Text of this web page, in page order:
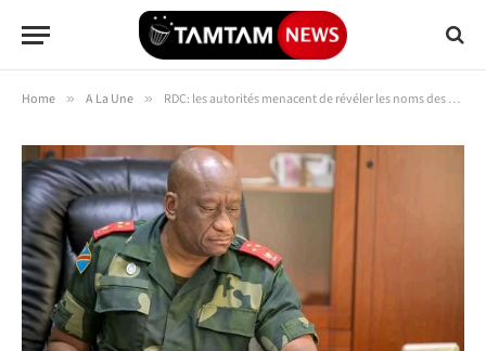
Home » A La Une » RDC: les autorités menacent de révéler les noms des députés complices des groupes armés en Ituri